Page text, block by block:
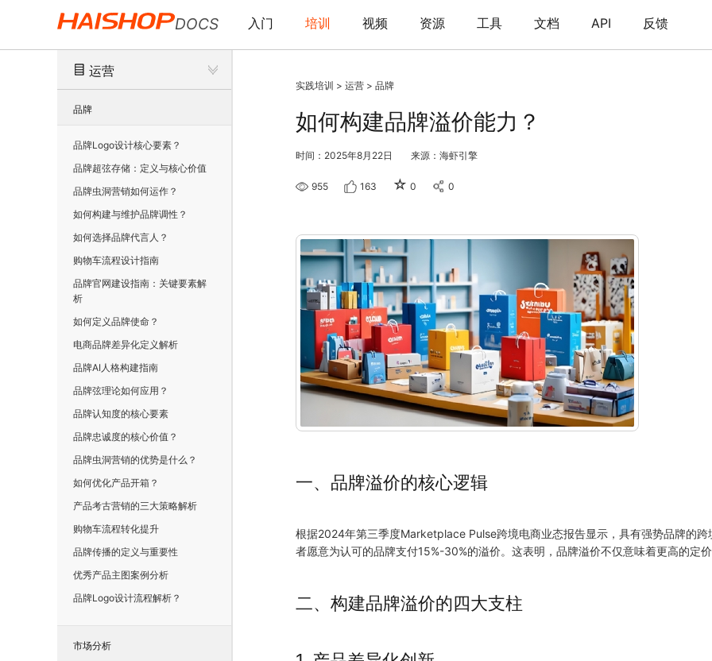
DOCS 入门 培训 视频 资源 工具 文档 API 反馈
运营
品牌
品牌Logo设计核心要素？
品牌超弦存储：定义与核心价值
品牌虫洞营销如何运作？
如何构建与维护品牌调性？
如何选择品牌代言人？
购物车流程设计指南
品牌官网建设指南：关键要素解
析
如何定义品牌使命？
电商品牌差异化定义解析
品牌AI人格构建指南
品牌弦理论如何应用？
品牌认知度的核心要素
品牌忠诚度的核心价值？
品牌虫洞营销的优势是什么？
如何优化产品开箱？
产品考古营销的三大策略解析
购物车流程转化提升
品牌传播的定义与重要性
优秀产品主图案例分析
品牌Logo设计流程解析？
市场分析
实践培训 > 运营 > 品牌
如何构建品牌溢价能力？
时间：2025年8月22日 来源：海虾引擎
955 163 ☆ 0 0
一、品牌溢价的核心逻辑
根据2024年第三季度Marketplace Pulse跨境电商业态报告显示，具有强势品牌的
者愿意为认可的品牌支付15%-30%的溢价。这表明，品牌溢价不仅意味着更高的定
二、构建品牌溢价的四大支柱